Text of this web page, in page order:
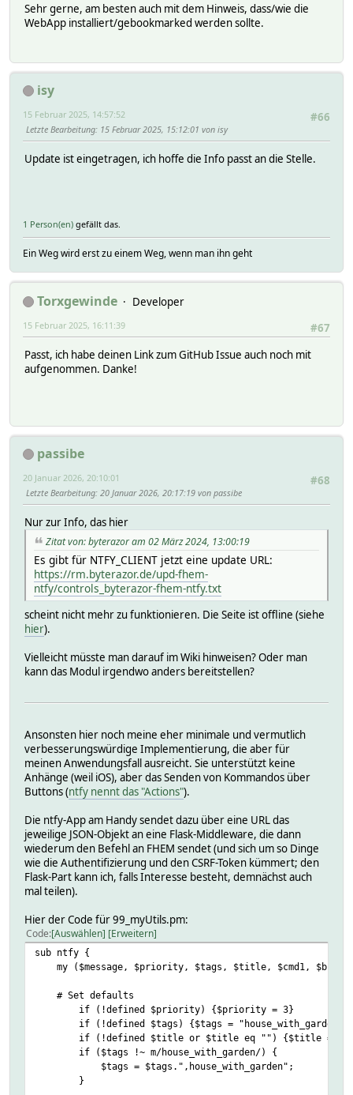
Sehr gerne, am besten auch mit dem Hinweis, dass/wie die
WebApp installiert/gebookmarked werden sollte.
isy
#66
15 Februar 2025, 14:57:52
Letzte Bearbeitung: 15 Februar 2025, 15:12:01 von isy
Update ist eingetragen, ich hoffe die Info passt an die Stelle.
1 Person(en) gefällt das.
Ein Weg wird erst zu einem Weg, wenn man ihn geht
Torxgewinde
Developer
#67
15 Februar 2025, 16:11:39
Passt, ich habe deinen Link zum GitHub Issue auch noch mit
aufgenommen. Danke!
passibe
#68
20 Januar 2026, 20:10:01
Letzte Bearbeitung: 20 Januar 2026, 20:17:19 von passibe
Nur zur Info, das hier
Zitat von: byterazor am 02 März 2024, 13:00:19
Es gibt für NTFY_CLIENT jetzt eine update URL:
https://rm.byterazor.de/upd-fhem-
ntfy/controls_byterazor-fhem-ntfy.txt
scheint nicht mehr zu funktionieren. Die Seite ist offline (siehe
hier).
Vielleicht müsste man darauf im Wiki hinweisen? Oder man
kann das Modul irgendwo anders bereitstellen?
Ansonsten hier noch meine eher minimale und vermutlich
verbesserungswürdige Implementierung, die aber für
meinen Anwendungsfall ausreicht. Sie unterstützt keine
Anhänge (weil iOS), aber das Senden von Kommandos über
Buttons (ntfy nennt das "Actions").
Die ntfy-App am Handy sendet dazu über eine URL das
jeweilige JSON-Objekt an eine Flask-Middleware, die dann
wiederum den Befehl an FHEM sendet (und sich um so Dinge
wie die Authentifizierung und den CSRF-Token kümmert; den
Flask-Part kann ich, falls Interesse besteht, demnächst auch
mal teilen).
Hier der Code für 99_myUtils.pm:
Code Auswählen Erweitern
sub ntfy {
my ($message, $priority, $tags, $title, $cmd1,
# Set defaults
if (!defined $priority) {$priority = 3}
if (!defined $tags) {$tags =
if (!defined $title or $title eq "") {$title =
if ($tags !~ m/house_with_garden/) {
$tags = $tags.",house_with_garden";
}